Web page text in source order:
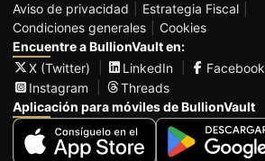
Aviso de privacidad
Estrategia Fiscal
Condiciones generales
Cookies
Encuentre a BullionVault en:
X (Twitter)
LinkedIn Facebook
Instagram
Threads
Aplicación para móviles de BullionVault